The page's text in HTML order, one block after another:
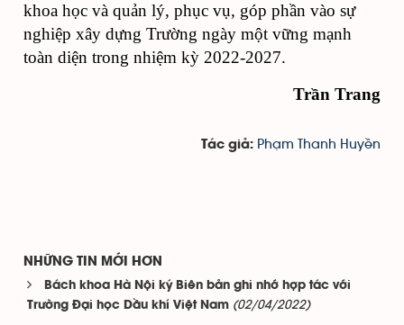
khoa học và quản lý, phục vụ, góp phần vào sự
nghiệp xây dựng Trường ngày một vững mạnh
toàn diện trong nhiệm kỳ 2022-2027.
Trần Trang
Tác giả: Phạm Thanh Huyền
NHỮNG TIN MỚI HƠN
Bách khoa Hà Nội ký Biên bản ghi nhớ hợp tác với
Trường Đại học Dầu khí Việt Nam (02/04/2022)